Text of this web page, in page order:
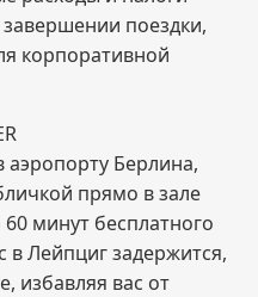
поездки,
корпоративной
аэропорту Берлина,
прямо в зале
минут бесплатного
Лейпциг задержится,
избавляя вас от